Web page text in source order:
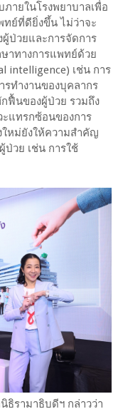
ายในโรงพยาบาลเพื่อ
ทย์ที่ดียิ่งขึ้น ไม่ว่าจะ
ป่วยและการจัดการ
าทางการแพทย์ด้วย
intelligence) เช่น การ
รทำงานของบุคลากร
ฟื้นของผู้ป่วย รวมถึง
ะแทรกซ้อนของการ
หม่ยังให้ความสำคัญ
ป่วย เช่น การใช้
รามาธิบดีฯ กล่าวว่า